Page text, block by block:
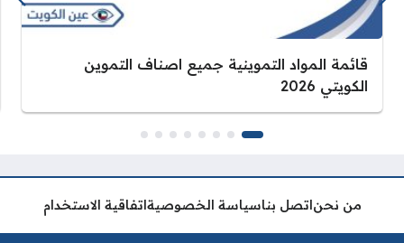
قائمة المواد التموينية جميع اصناف التموين
الكويتي 2026
من نحن اتصل بناسياسة الخصوصية اتفاقية الاستخدام